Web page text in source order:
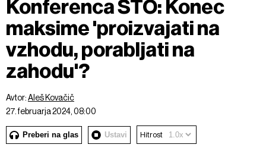
Konferenca STO: Konec
maksime 'proizvajati na
vzhodu, porabljati na
zahodu'?
Avtor:Aleš Kovačič
27. februarja 2024, 08:00
Preberi na glas Ustavi Hitrost